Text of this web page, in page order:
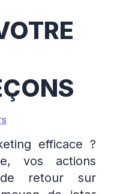
efficace ?
vos actions
retour sur